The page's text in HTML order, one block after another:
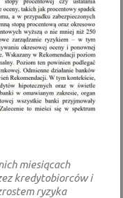
miesiącach
kredytobiorców i
ryzyka